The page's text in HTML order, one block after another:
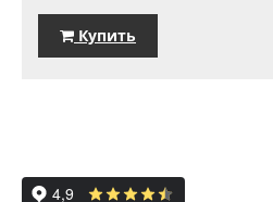
Купить